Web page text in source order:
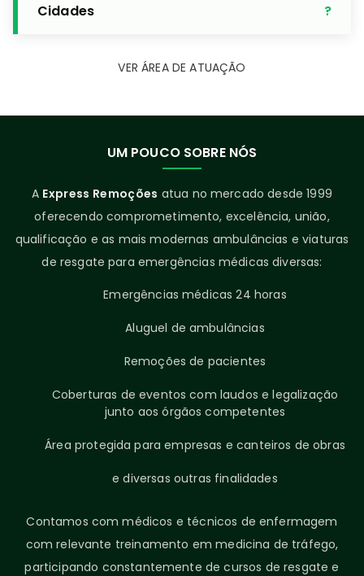
Cidades
VER ÁREA DE ATUAÇÃO
UM POUCO SOBRE NÓS
A Express Remoções atua no mercado desde 1999
oferecendo comprometimento, excelência, união,
qualificação e as mais modernas ambulâncias e viaturas
de resgate para emergências médicas diversas:
Emergências médicas 24 horas
Aluguel de ambulâncias
Remoções de pacientes
Coberturas de eventos com laudos e legalização
junto aos órgãos competentes
Área protegida para empresas e canteiros de obras
e diversas outras finalidades
Contamos com médicos e técnicos de enfermagem
com relevante treinamento em medicina de tráfego,
participando constantemente de cursos de resgate e